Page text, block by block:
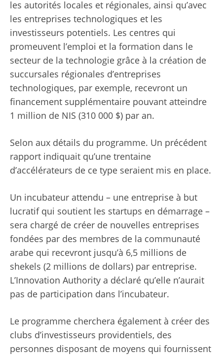
les autorités locales et régionales, ainsi qu’avec
les entreprises technologiques et les
investisseurs potentiels. Les centres qui
promeuvent l’emploi et la formation dans le
secteur de la technologie grâce à la création de
succursales régionales d’entreprises
technologiques, par exemple, recevront un
financement supplémentaire pouvant atteindre
1 million de NIS (310 000 $) par an.
Selon aux détails du programme. Un précédent
rapport indiquait qu’une trentaine
d’accélérateurs de ce type seraient mis en place.
Un incubateur attendu – une entreprise à but
lucratif qui soutient les startups en démarrage –
sera chargé de créer de nouvelles entreprises
fondées par des membres de la communauté
arabe qui recevront jusqu’à 6,5 millions de
shekels (2 millions de dollars) par entreprise.
L’Innovation Authority a déclaré qu’elle n’aurait
pas de participation dans l’incubateur.
Le programme cherchera également à créer des
clubs d’investisseurs providentiels, des
personnes disposant de moyens qui fournissent